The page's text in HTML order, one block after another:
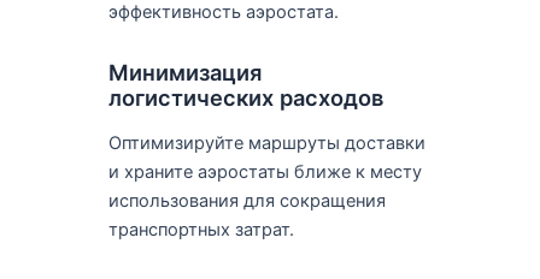
эффективность аэростата.
Минимизация
логистических расходов
Оптимизируйте маршруты доставки
и храните аэростаты ближе к месту
использования для сокращения
транспортных затрат.